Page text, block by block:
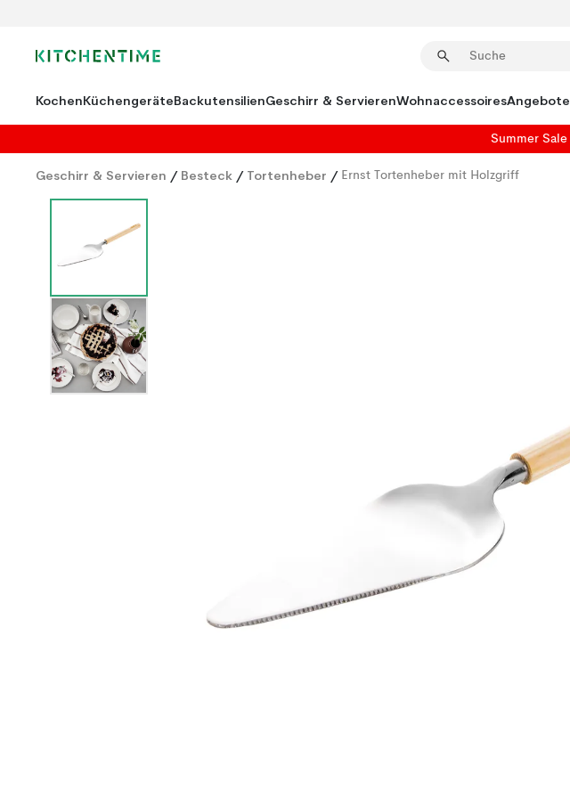
KochenKüchengeräteBackutensilienGeschirr & ServierenWohnaccessoiresAngebote
Summer Sale
Geschirr & Servieren / Besteck / Tortenheber / Ernst Tortenheber mit Holzgriff